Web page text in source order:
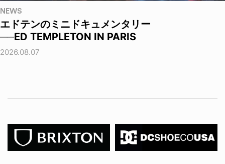
NEWS
エドテンのミニドキュメンタリー
──ED TEMPLETON IN PARIS
2026.08.07